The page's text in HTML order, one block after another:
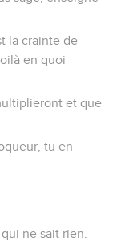
la crainte de
en quoi
et que
tu en
ne sait rien.